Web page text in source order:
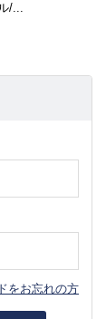
/...
をお忘れの方